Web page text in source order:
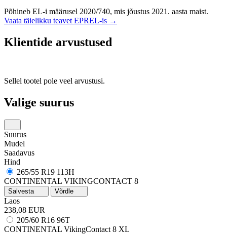
Põhineb EL-i määrusel 2020/740, mis jõustus 2021. aasta maist.
Vaata täielikku teavet EPREL-is →
Klientide arvustused
Sellel tootel pole veel arvustusi.
Valige suurus
Suurus
Mudel
Saadavus
Hind
265/55 R19 113H
CONTINENTAL VIKINGCONTACT 8
Salvesta Võrdle
Laos
238,08 EUR
205/60 R16 96T
CONTINENTAL VikingContact 8 XL